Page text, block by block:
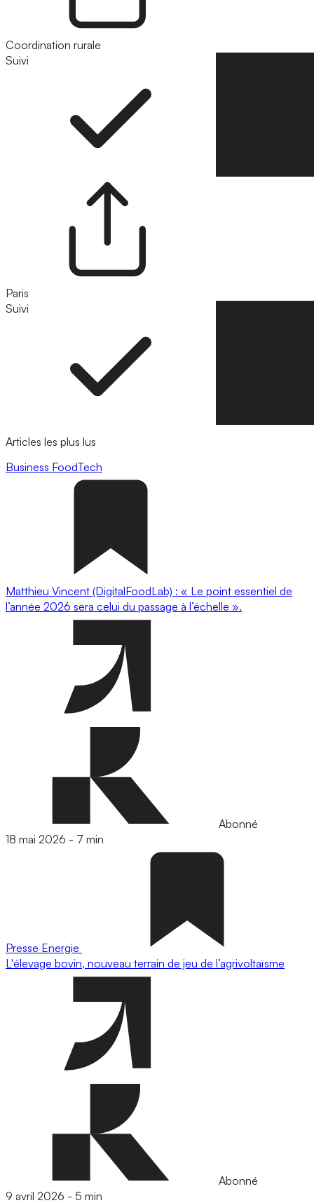
Coordination rurale
Suivi
Paris
Suivi
Articles les plus lus
Business FoodTech
Matthieu Vincent (DigitalFoodLab) : « Le point essentiel de
l’année 2026 sera celui du passage à l’échelle ».
Abonné
18 mai 2026 - 7 min
Presse Energie
L'élevage bovin, nouveau terrain de jeu de l’agrivoltaïsme
Abonné
9 avril 2026 - 5 min